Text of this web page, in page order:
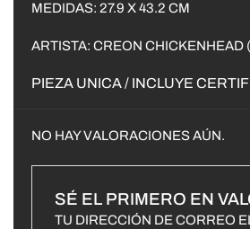
MEDIDAS: 27.9 X 43.2 CM
ARTISTA: CREON CHICKENHEAD
PIEZA UNICA / INCLUYE
NO HAY VALORACIONES AÚN.
SÉ EL PRIMERO EN
TU DIRECCIÓN DE CORREO